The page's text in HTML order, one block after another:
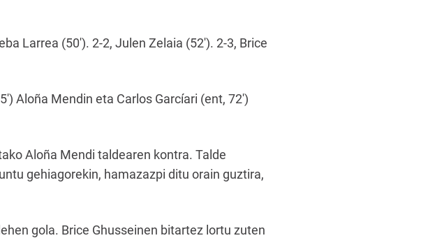
Larrea (50′). 2-2, Julen Zelaia (52′). 2-3, Brice
Aloña Mendin eta Carlos Garcíari (ent, 72′)
Aloña Mendi taldearen kontra. Talde
gehiagorekin, hamazazpi ditu orain guztira,
gola. Brice Ghusseinen bitartez lortu zuten